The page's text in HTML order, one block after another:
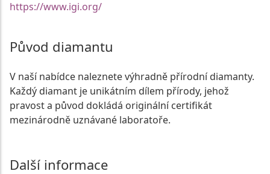
https://www.igi.org/
Původ diamantu
V naší nabídce naleznete výhradně přírodní diamanty.
Každý diamant je unikátním dílem přírody, jehož
pravost a původ dokládá originální certifikát
mezinárodně uznávané laboratoře.
Další informace